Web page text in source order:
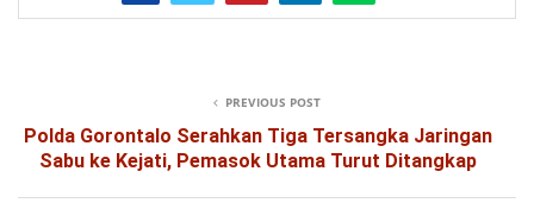
PREVIOUS POST
Polda Gorontalo Serahkan Tiga Tersangka Jaringan
Sabu ke Kejati, Pemasok Utama Turut Ditangkap